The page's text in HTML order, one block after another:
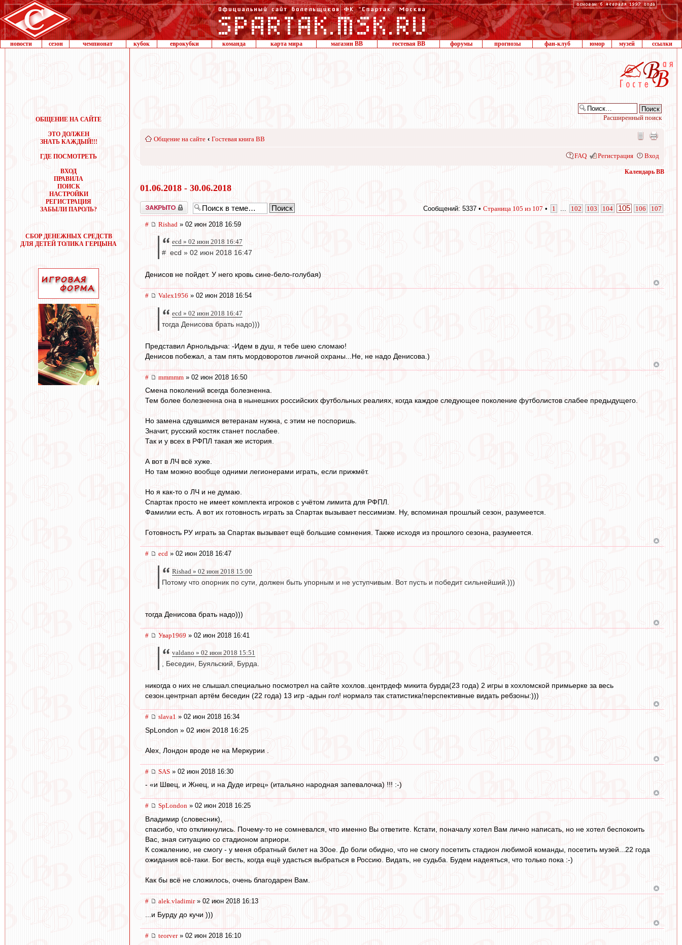
новости сезон чемпионат кубок еврокубки команда карта мира магазин ВВ гостевая ВВ форумы прогнозы фан-клуб юмор музей ссылки
ОБЩЕНИЕ НА САЙТЕ
ЭТО ДОЛЖЕН
ЗНАТЬ КАЖДЫЙ!!!
ГДЕ ПОСМОТРЕТЬ
ВХОД
ПРАВИЛА
ПОИСК
НАСТРОЙКИ
РЕГИСТРАЦИЯ
ЗАБЫЛИ ПАРОЛЬ?
СБОР ДЕНЕЖНЫХ СРЕДСТВ
ДЛЯ ДЕТЕЙ ТОЛИКА ГЕРЦЫНА
Расширенный поиск
Общение на сайте ‹ Гостевая книга ВВ
FAQ Регистрация Вход
Календарь ВВ
01.06.2018 - 30.06.2018
Закрыто Сообщений: 5337 • Страница 105 из 107 • 1 102 103 104 105 106 107
# Rishad » 02 июн 2018 16:59
ecd » 02 июн 2018 16:47
# ecd » 02 июн 2018 16:47
Денисов не пойдет. У него кровь сине-бело-голубая)
# Valex1956 » 02 июн 2018 16:54
ecd » 02 июн 2018 16:47
тогда Денисова брать надо)))
Представил Арнольдыча: -Идем в душ, я тебе шею сломаю!
Денисов побежал, а там пять мордоворотов личной охраны...Не, не надо Денисова.)
# mmmmm » 02 июн 2018 16:50
Смена поколений всегда болезненна.
Тем более болезненна она в нынешних российских футбольных реалиях, когда каждое следующее поколение футболистов слабее предыдущего.
Но замена сдувшимся ветеранам нужна, с этим не поспоришь.
Значит, русский костяк станет послабее.
Так и у всех в РФПЛ такая же история.
А вот в ЛЧ всё хуже.
Но там можно вообще одними легионерами играть, если прижмёт.
Но я как-то о ЛЧ и не думаю.
Спартак просто не имеет комплекта игроков с учётом лимита для РФПЛ.
Фамилии есть. А вот их готовность играть за Спартак вызывает пессимизм. Ну, вспоминая прошлый сезон, разумеется.
Готовность РУ играть за Спартак вызывает ещё большие сомнения. Также исходя из прошлого сезона, разумеется.
# ecd » 02 июн 2018 16:47
Rishad » 02 июн 2018 15:00
Потому что опорник по сути, должен быть упорным и не уступчивым. Вот пусть и победит сильнейший.)))
тогда Денисова брать надо)))
# Увар1969 » 02 июн 2018 16:41
valdano » 02 июн 2018 15:51
, Беседин, Буяльский, Бурда.
никогда о них не слышал.специально посмотрел на сайте хохлов..центрдеф микита бурда(23 года) 2 игры в хохломской примьерке за весь
сезон.центрнап артём беседин (22 года) 13 игр -адын гол! нормалэ так статистика!перспективные видать ребзоны:)))
# slava1 » 02 июн 2018 16:34
SpLondon » 02 июн 2018 16:25
Аlex, Лондон вроде не на Меркурии .
# SAS » 02 июн 2018 16:30
- «и Швец, и Жнец, и на Дуде игрец» (итальяно народная запевалочка) !!! :-)
# SpLondon » 02 июн 2018 16:25
Владимир (словесник),
спасибо, что откликнулись. Почему-то не сомневался, что именно Вы ответите. Кстати, поначалу хотел Вам лично написать, но не хотел беспокоить
Вас, зная ситуацию со стадионом априори.
К сожалению, не смогу - у меня обратный билет на 30ое. До боли обидно, что не смогу посетить стадион любимой команды, посетить музей...22 года
ожидания всё-таки. Бог весть, когда ещё удасться выбраться в Россию. Видать, не судьба. Будем надеяться, что только пока :-)
Как бы всё не сложилось, очень благодарен Вам.
# alek.vladimir» 02 июн 2018 16:13
...и Бурду до кучи )))
# teorver» 02 июн 2018 16:10